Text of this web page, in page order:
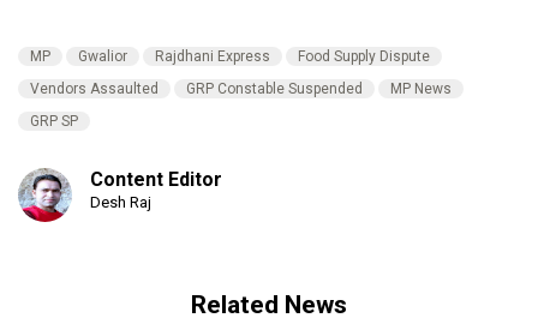
MP Gwalior Rajdhani Express
Food Supply Dispute
Vendors Assaulted
GRP Constable Suspended
MP News
GRP SP
Content Editor
Desh Raj
Related News